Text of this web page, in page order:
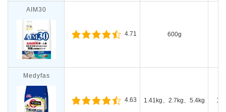
AIM30
4.71 600g
Medyfas
4.63 1.41kg、2.7kg、5.4kg 1